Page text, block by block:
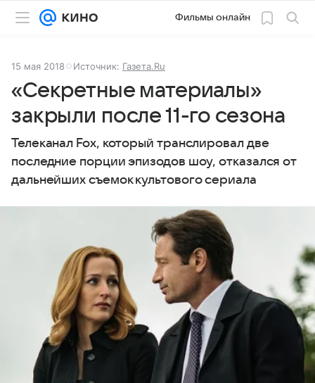
Фильмы онлайн
15 мая 2018 Источник: Газета.Ru
«Секретные материалы»
закрыли после 11-го сезона
Телеканал Fox, который транслировал две
последние порции эпизодов шоу, отказался от
дальнейших съемок культового сериала